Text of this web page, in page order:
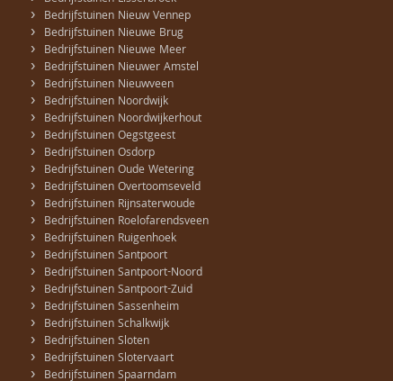
› Bedrijfstuinen Nieuw Vennep
› Bedrijfstuinen Nieuwe Brug
› Bedrijfstuinen Nieuwe Meer
› Bedrijfstuinen Nieuwer Amstel
› Bedrijfstuinen Nieuwveen
› Bedrijfstuinen Noordwijk
› Bedrijfstuinen Noordwijkerhout
› Bedrijfstuinen Oegstgeest
› Bedrijfstuinen Osdorp
› Bedrijfstuinen Oude Wetering
› Bedrijfstuinen Overtoomseveld
› Bedrijfstuinen Rijnsaterwoude
› Bedrijfstuinen Roelofarendsveen
› Bedrijfstuinen Ruigenhoek
› Bedrijfstuinen Santpoort
› Bedrijfstuinen Santpoort-Noord
› Bedrijfstuinen Santpoort-Zuid
› Bedrijfstuinen Sassenheim
› Bedrijfstuinen Schalkwijk
› Bedrijfstuinen Sloten
› Bedrijfstuinen Slotervaart
› Bedrijfstuinen Spaarndam